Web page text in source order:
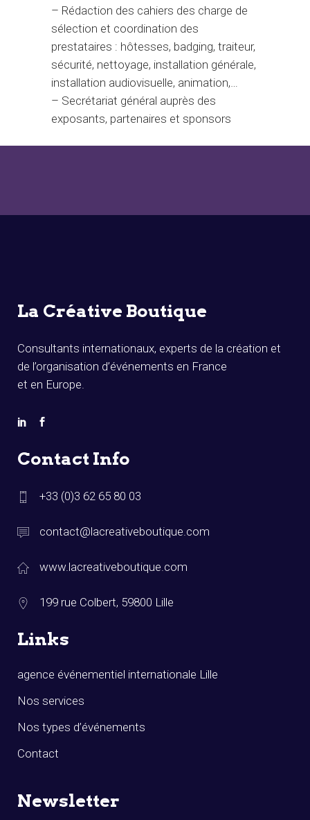
– Rédaction des cahiers des charge de
sélection et coordination des
prestataires : hôtesses, badging, traiteur,
sécurité, nettoyage, installation générale,
installation audiovisuelle, animation,…
– Secrétariat général auprès des
exposants, partenaires et sponsors
La Créative Boutique
Consultants internationaux, experts de la création et
de l’organisation d’événements en France
et en Europe.
Contact Info
+33 (0)3 62 65 80 03
contact@lacreativeboutique.com
www.lacreativeboutique.com
199 rue Colbert, 59800 Lille
Links
agence événementiel internationale Lille
Nos services
Nos types d’événements
Contact
Newsletter